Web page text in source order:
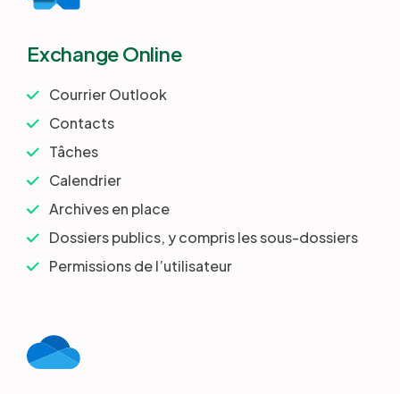
Exchange Online
Courrier Outlook
Contacts
Tâches
Calendrier
Archives en place
Dossiers publics, y compris les sous-dossiers
Permissions de l’utilisateur